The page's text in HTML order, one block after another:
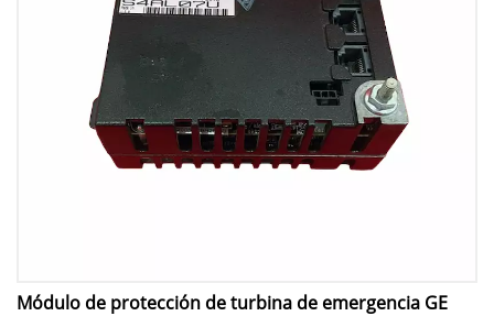
Módulo de protección de turbina de emergencia GE